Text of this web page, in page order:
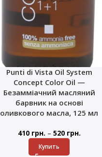
Punti di Vista Oil System
Concept Color Oil —
Безамміачний масляний
барвник на основі
оливкового масла, 125 мл
410 грн. – 520 грн.
Купить